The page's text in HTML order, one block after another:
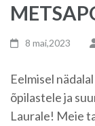
8 mai,2023
Eelmisel
õpilastele ja
Laurale! Meie